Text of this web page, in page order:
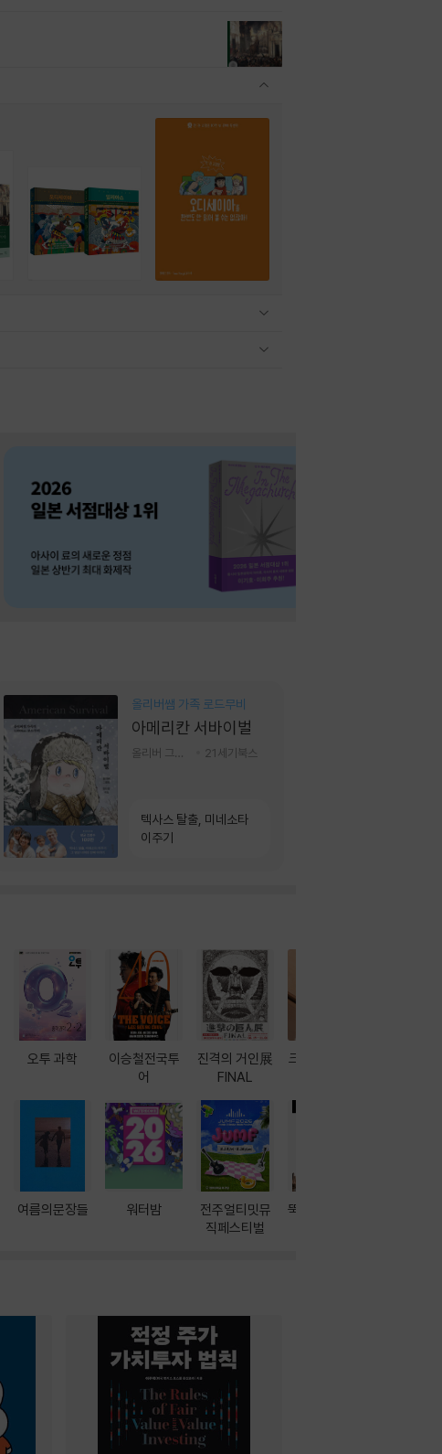
올리버쌤 가족 로드무비
아메리칸 서바이벌
21세기북스
텍사스 탈출, 미네소타
이주기
오투 과학
여름의문장들
이승철전국투
어
워터밤
진격의 거인展
FINAL
전주얼티밋뮤
직페스티벌
크레마 이북 리
뚝딱! AI 3대장